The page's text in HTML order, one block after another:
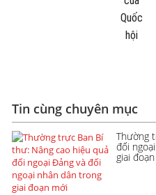
Quốc
hội
Tin cùng chuyên mục
Thường
đối
giai